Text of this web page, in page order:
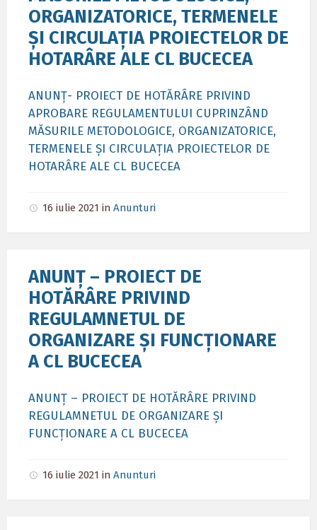
ORGANIZATORICE, TERMENELE
ȘI CIRCULAȚIA PROIECTELOR DE
HOTARÂRE ALE CL BUCECEA
ANUNȚ- PROIECT DE HOTĂRÂRE PRIVIND
APROBARE REGULAMENTULUI CUPRINZÂND
MĂSURILE METODOLOGICE, ORGANIZATORICE,
TERMENELE ȘI CIRCULAȚIA PROIECTELOR DE
HOTARÂRE ALE CL BUCECEA
16 iulie 2021 in Anunturi
ANUNȚ – PROIECT DE
HOTĂRÂRE PRIVIND
REGULAMNETUL DE
ORGANIZARE ȘI FUNCȚIONARE
A CL BUCECEA
ANUNȚ – PROIECT DE HOTĂRÂRE PRIVIND
REGULAMNETUL DE ORGANIZARE ȘI
FUNCȚIONARE A CL BUCECEA
16 iulie 2021 in Anunturi